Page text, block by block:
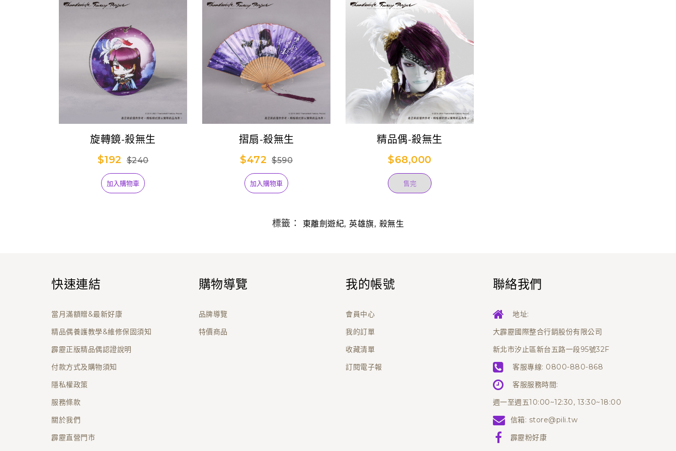
旋轉鏡-殺無生
$192
$240
加入購物車
摺扇-殺無生
$472 $590
加入購物車
精品偶-殺無生
$68,000
售完
標籤： 東離劍遊紀,英雄旗, 殺無生
快速連結
當月滿額贈&最新好康
精品偶養護教學&維修保固須知
霹靂正版精品偶認證說明
付款方式及購物須知
隱私權政策
服務條款
關於我們
霹靂直營門市
購物導覽
品牌導覽
特價商品
我的帳號
會員中心
我的訂單
收藏清單
訂閱電子報
聯絡我們
地址:
大霹靂國際整合行銷股份有限公司
新北市汐止區新台五路一段95號32F
客服專線: 0800-880-868
客服服務時間:
週一至週五10:00~12:30, 13:30~18:00
信箱: store@pili.tw
霹靂粉好康